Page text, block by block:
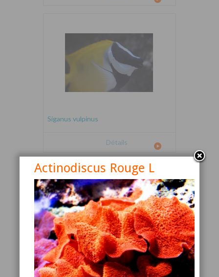
Siganus vulpinus
Détails
Canthigaster valentini
Actinodiscus Rouge L